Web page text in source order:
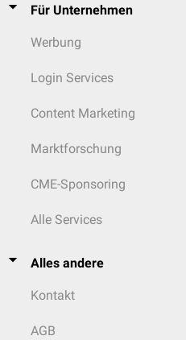
Für Unternehmen
Werbung
Login Services
Content Marketing
Marktforschung
CME-Sponsoring
Alle Services
Alles andere
Kontakt
AGB